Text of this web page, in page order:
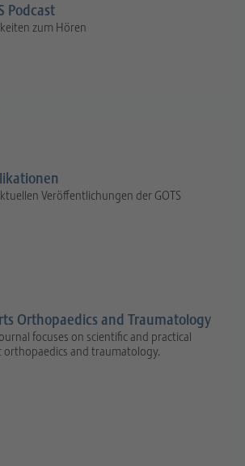
Podcast
zum Hören
Veröffentlichungen der GOTS
Orthopaedics and Traumatology
focuses on scientific and practical
orthopaedics and traumatology.